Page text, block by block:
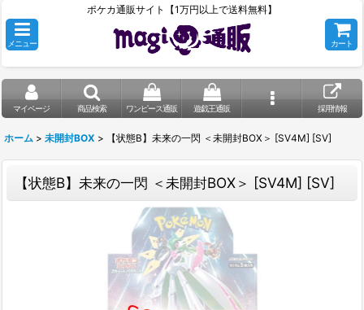
ポケカ通販サイト【1万円以上で送料無料】
メニュー カート
マイページ 商品検索 ワンピース通販 遊戯王通販 採用情報
ホーム > 未開封BOX > 【状態B】未来の一閃 ＜未開封BOX＞ [SV4M] [SV]
【状態B】未来の一閃 ＜未開封BOX＞ [SV4M] [SV]